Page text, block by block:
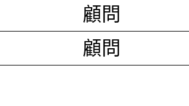
顧問
顧問